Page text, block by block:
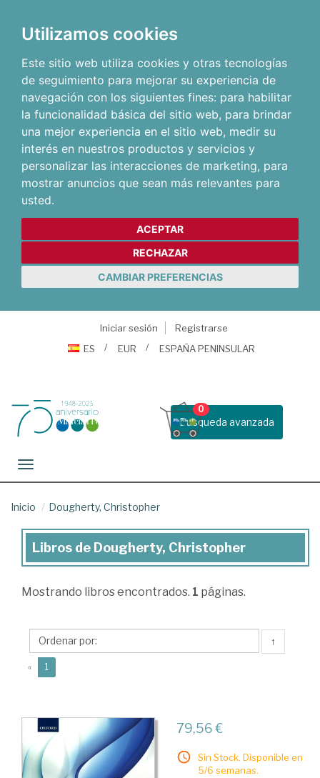
Utilizamos cookies
Este sitio web utiliza cookies y otras tecnologías
de seguimiento para mejorar su experiencia de
navegación con los siguientes fines: para habilitar
la funcionalidad básica del sitio web, para brindar
una mejor experiencia en el sitio web, medir su
interés en nuestros productos y servicios y
personalizar las interacciones de marketing, para
mostrar anuncios que sean más relevantes para
usted.
ACEPTAR
RECHAZAR
CAMBIAR PREFERENCIAS
Iniciar sesión
Registrarse
ES
EUR ESPAÑA PENINSULAR
Busqueda avanzada
0
Toggle navigation
Inicio Dougherty, Christopher
Libros
Dougherty,
Libros de Dougherty, Christopher
Mostrando libros encontrados. 1 páginas.
↑
« 1
79,56 €
Sin Stock. Disponible en
5/6 semanas.